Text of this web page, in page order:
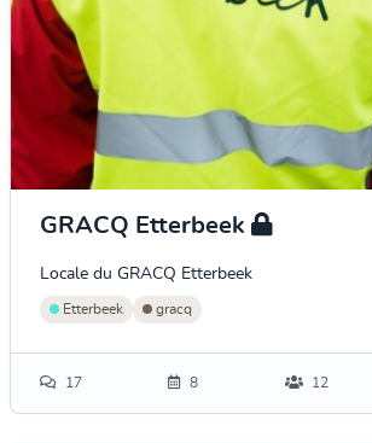
GRACQ Etterbeek
Locale du GRACQ Etterbeek
Etterbeek gracq
17 8 12